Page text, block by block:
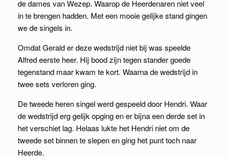
de dames van Wezep. Waarop de Heerdenaren niet veel
in te brengen hadden. Met een mooie gelijke stand gingen
we de singels in.
Omdat Gerald er deze wedstrijd niet bij was speelde
Alfred eerste heer. Hij bood zijn tegen stander goede
tegenstand maar kwam te kort. Waarna de wedstrijd in
twee sets verloren ging.
De tweede heren singel werd gespeeld door Hendri. Waar
de wedstrijd erg gelijk opging en er bijna een derde set in
het verschiet lag. Helaas lukte het Hendri niet om de
tweede set binnen te slepen en ging het punt toch naar
Heerde.